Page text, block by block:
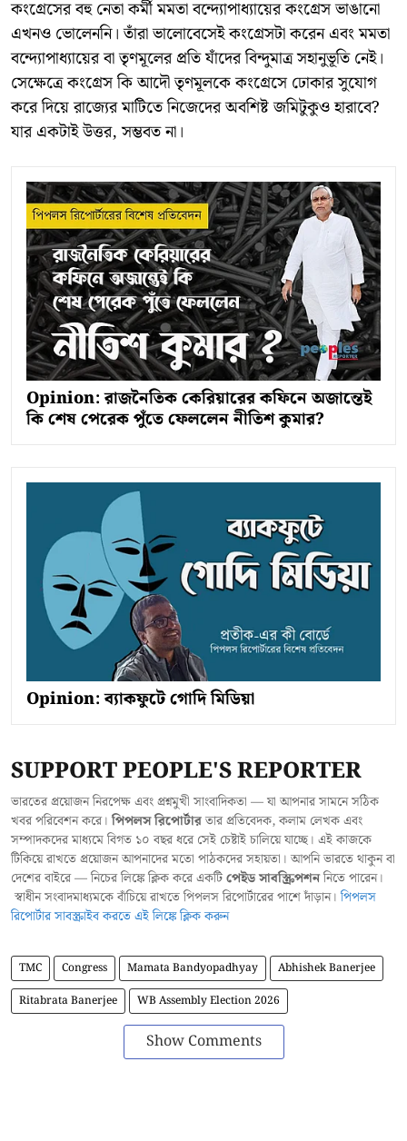
কংগ্রেসের বহু নেতা কর্মী মমতা বন্দ্যোপাধ্যায়ের কংগ্রেস ভাঙানো
এখনও ভোলেননি। তাঁরা ভালোবেসেই কংগ্রেসটা করেন এবং মমতা
বন্দ্যোপাধ্যায়ের বা তৃণমূলের প্রতি যাঁদের বিন্দুমাত্র সহানুভূতি নেই।
সেক্ষেত্রে কংগ্রেস কি আদৌ তৃণমূলকে কংগ্রেসে ঢোকার সুযোগ
করে দিয়ে রাজ্যের মাটিতে নিজেদের অবশিষ্ট জমিটুকুও হারাবে?
যার একটাই উত্তর, সম্ভবত না।
Opinion: রাজনৈতিক কেরিয়ারের কফিনে অজান্তেই
কি শেষ পেরেক পুঁতে ফেললেন নীতিশ কুমার?
Opinion: ব্যাকফুটে গোদি মিডিয়া
SUPPORT PEOPLE'S REPORTER
ভারতের প্রয়োজন নিরপেক্ষ এবং প্রশ্নমুখী সাংবাদিকতা — যা আপনার সামনে সঠিক
খবর পরিবেশন করে।পিপলস রিপোর্টারতার প্রতিবেদক, কলাম লেখক এবং
সম্পাদকদের মাধ্যমে বিগত ১০ বছর ধরে সেই চেষ্টাই চালিয়ে যাচ্ছে। এই কাজকে
টিকিয়ে রাখতে প্রয়োজন আপনাদের মতো পাঠকদের সহায়তা। আপনি ভারতে থাকুন বা
দেশের বাইরে — নিচের লিঙ্কে ক্লিক করে একটিপেইড সাবস্ক্রিপশননিতে পারেন।
স্বাধীন সংবাদমাধ্যমকে বাঁচিয়ে রাখতে পিপলস রিপোর্টারের পাশে দাঁড়ান।পিপলস
রিপোর্টার সাবস্ক্রাইব করতে এই লিঙ্কে ক্লিক করুন
TMC Congress Mamata Bandyopadhyay
Abhishek Banerjee
Ritabrata Banerjee
WB Assembly Election 2026
Show Comments